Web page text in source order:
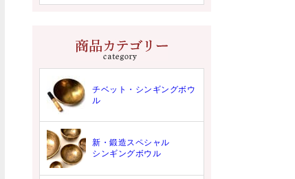
チベット・シンギングボウ
ル
新・鍛造スペシャル
シンギングボウル